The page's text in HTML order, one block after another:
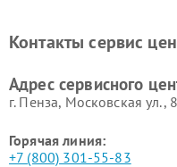
пылесосов Midea
Контакты сервис
Адрес сервисного
г. Пенза, Московская ул.,
Горячая линия:
+7 (800) 301-55-83